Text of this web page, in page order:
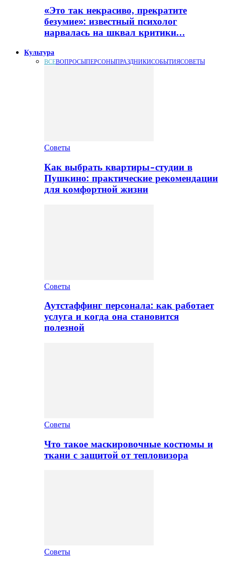
«Это так некрасиво, прекратите
безумие»: известный психолог
нарвалась на шквал критики…
Культура
ВСЕВОПРОСЫПЕРСОНЫПРАЗДНИКИСОБЫТИЯСОВЕТЫ
Советы
Как выбрать квартиры-студии в
Пушкино: практические рекомендации
для комфортной жизни
Советы
Аутстаффинг персонала: как работает
услуга и когда она становится
полезной
Советы
Что такое маскировочные костюмы и
ткани с защитой от тепловизора
Советы